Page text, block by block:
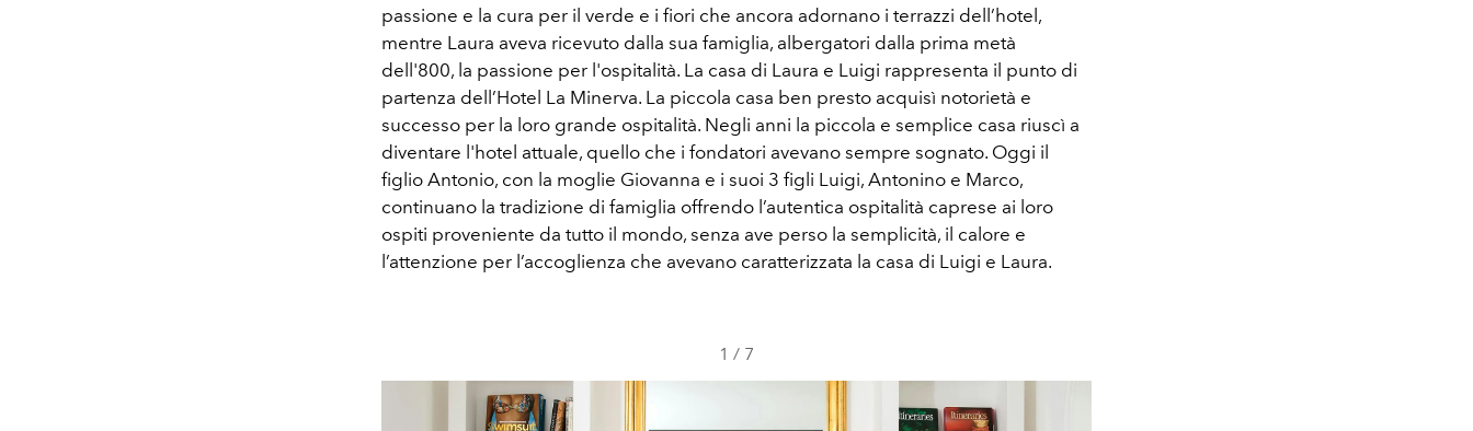
passione e la cura per il verde e i fiori che ancora adornano i terrazzi dell’hotel,
mentre Laura aveva ricevuto dalla sua famiglia, albergatori dalla prima metà
dell'800, la passione per l'ospitalità. La casa di Laura e Luigi rappresenta il punto di
partenza dell’Hotel La Minerva. La piccola casa ben presto acquisì notorietà e
successo per la loro grande ospitalità. Negli anni la piccola e semplice casa riuscì a
diventare l'hotel attuale, quello che i fondatori avevano sempre sognato. Oggi il
figlio Antonio, con la moglie Giovanna e i suoi 3 figli Luigi, Antonino e Marco,
continuano la tradizione di famiglia offrendo l’autentica ospitalità caprese ai loro
ospiti proveniente da tutto il mondo, senza ave perso la semplicità, il calore e
l’attenzione per l’accoglienza che avevano caratterizzata la casa di Luigi e Laura.
1 / 7